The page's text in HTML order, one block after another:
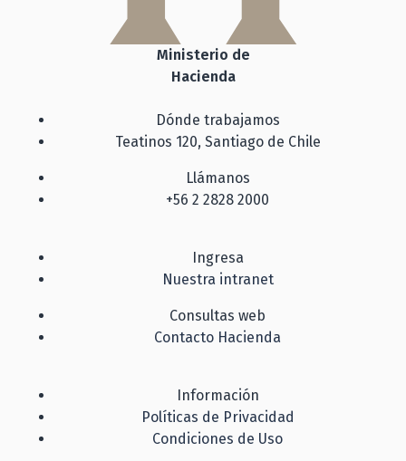
Ministerio de
Hacienda
Dónde trabajamos
Teatinos 120, Santiago de Chile
Llámanos
+56 2 2828 2000
Ingresa
Nuestra intranet
Consultas web
Contacto Hacienda
Información
Políticas de Privacidad
Condiciones de Uso